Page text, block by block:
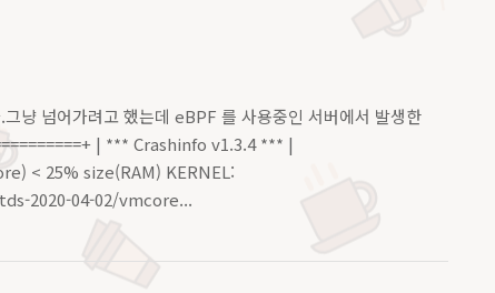
냥 넘어가려고 했는데 eBPF 를 사용중인 서버에서 발생한
| *** Crashinfo v1.3.4 *** |
< 25% size(RAM) KERNEL:
2020-04-02/vmcore...